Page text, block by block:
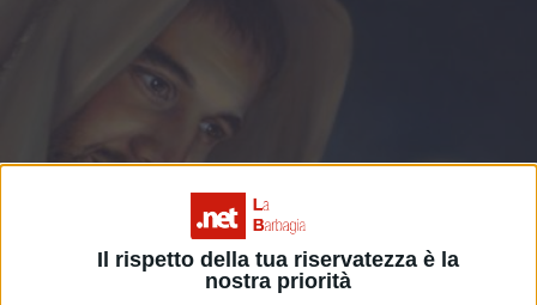
Il rispetto della tua riservatezza è la
nostra priorità